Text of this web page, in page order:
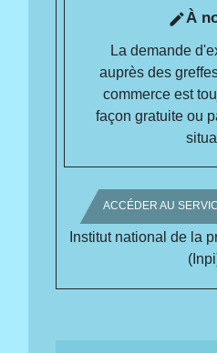
editÀ
La demande
auprès des
commerce est
façon gratuite ou
ACCÉDER AU
Institut national de la